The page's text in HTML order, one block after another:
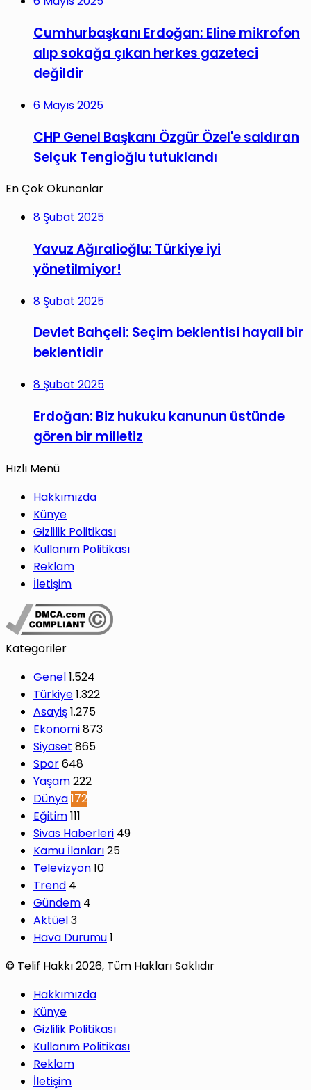
Cumhurbaşkanı Erdoğan: Eline mikrofon
alıp sokağa çıkan herkes gazeteci
değildir
6 Mayıs 2025
CHP Genel Başkanı Özgür Özel'e saldıran
Selçuk Tengioğlu tutuklandı
En Çok Okunanlar
8 Şubat 2025
Yavuz Ağıralioğlu: Türkiye iyi
yönetilmiyor!
8 Şubat 2025
Devlet Bahçeli: Seçim beklentisi hayali bir
beklentidir
8 Şubat 2025
Erdoğan: Biz hukuku kanunun üstünde
gören bir milletiz
Hızlı Menü
Hakkımızda
Künye
Gizlilik Politikası
Kullanım Politikası
Reklam
İletişim
Kategoriler
Genel1.524
Türkiye1.322
Asayiş1.275
Ekonomi873
Siyaset 865
Spor648
Yaşam222
Dünya172
Eğitim111
Sivas Haberleri 49
Kamu İlanları25
Televizyon10
Trend 4
Gündem 4
Aktüel3
Hava Durumu1
© Telif Hakkı 2026, Tüm Hakları Saklıdır
Hakkımızda
Künye
Gizlilik Politikası
Kullanım Politikası
Reklam
İletişim